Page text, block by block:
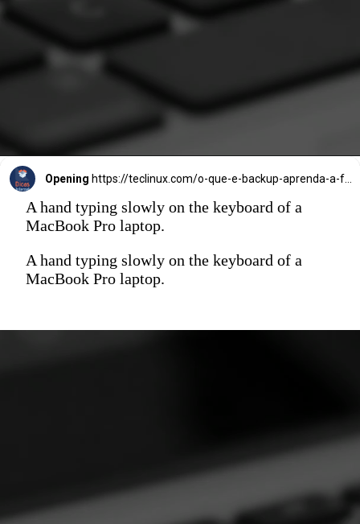
Opening
A hand typing slowly on the keyboard of a
MacBook Pro laptop.
A hand typing slowly on the keyboard of a
MacBook Pro laptop.